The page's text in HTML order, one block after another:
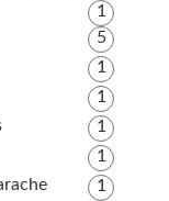
1
5
1
1
1
1
1